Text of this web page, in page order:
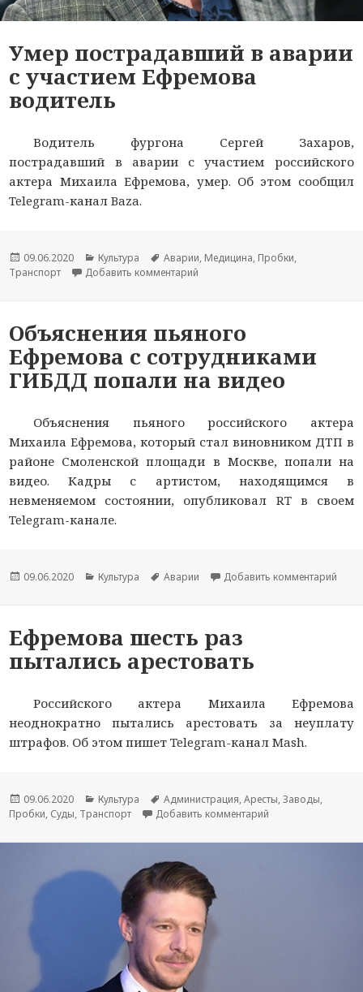
Умер пострадавший в аварии
с участием Ефремова
водитель
Водитель фургона Сергей Захаров,
пострадавший в аварии с участием российского
актера Михаила Ефремова, умер. Об этом сообщил
Telegram-канал Baza.
Опубликовано
09.06.2020 Рубрики
Культура Метки
Аварии, Медицина, Пробки,
Транспорт
Добавить комментарий
Объяснения пьяного
Ефремова с сотрудниками
ГИБДД попали на видео
Объяснения пьяного российского актера
Михаила Ефремова, который стал виновником ДТП в
районе Смоленской площади в Москве, попали на
видео. Кадры с артистом, находящимся в
невменяемом состоянии, опубликовал RT в своем
Telegram-канале.
Опубликовано
09.06.2020 Рубрики
Культура Метки
Аварии Добавить комментарий
Ефремова шесть раз
пытались арестовать
Российского актера Михаила Ефремова
неоднократно пытались арестовать за неуплату
штрафов. Об этом пишет Telegram-канал Mash.
Опубликовано
09.06.2020 Рубрики
Культура Метки
Администрация,Аресты,Заводы,
Пробки, Суды, Транспорт Добавить комментарий